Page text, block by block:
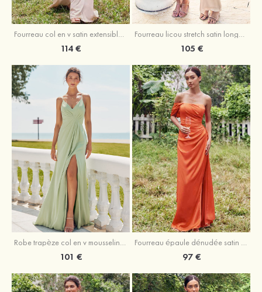
Fourreau col en v satin extensible ras du sol robe de demoiselle d'honneur
114 €
Fourreau licou stretch satin longueur cheville robe de demoiselle d'honneur
105 €
Robe trapèze col en v mousseline ras du sol robe de demoiselle d'honneur
101 €
Fourreau épaule dénudée satin extensible ras du sol robe de demoiselle d'honneur
97 €